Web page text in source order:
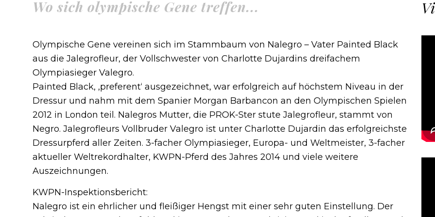
Wo sich olympische Gene treffen...
Olympische Gene vereinen sich im Stammbaum von Nalegro – Vater Painted Black
aus die Jalegrofleur, der Vollschwester von Charlotte Dujardins dreifachem
Olympiasieger Valegro.
Painted Black, ‚preferent‘ ausgezeichnet, war erfolgreich auf höchstem Niveau in der
Dressur und nahm mit dem Spanier Morgan Barbancon an den Olympischen Spielen
2012 in London teil. Nalegros Mutter, die PROK-Ster stute Jalegrofleur, stammt von
Negro. Jalegrofleurs Vollbruder Valegro ist unter Charlotte Dujardin das erfolgreichste
Dressurpferd aller Zeiten. 3-facher Olympiasieger, Europa- und Weltmeister, 3-facher
aktueller Weltrekordhalter, KWPN-Pferd des Jahres 2014 und viele weitere
Auszeichnungen.
KWPN-Inspektionsbericht:
Nalegro ist ein ehrlicher und fleißiger Hengst mit einer sehr guten Einstellung. Der